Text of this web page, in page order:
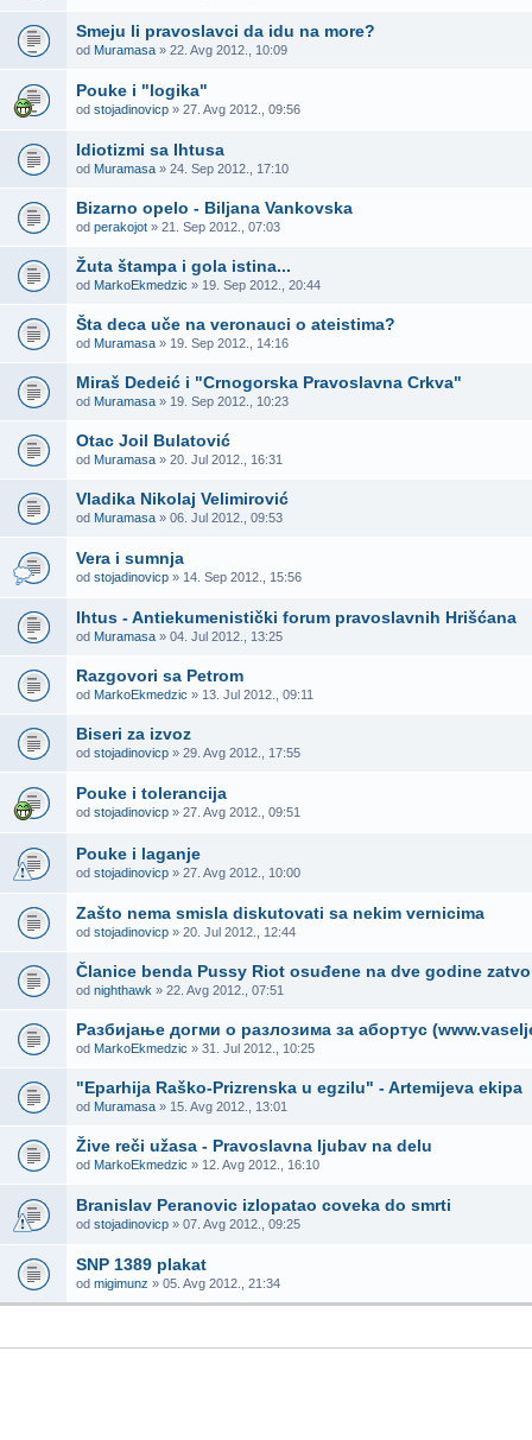
Smeju li pravoslavci da idu na more?
od Muramasa » 22. Avg 2012., 10:09
Pouke i "logika"
od stojadinovicp » 27. Avg 2012., 09:56
Idiotizmi sa Ihtusa
od Muramasa » 24. Sep 2012., 17:10
Bizarno opelo - Biljana Vankovska
od perakojot » 21. Sep 2012., 07:03
Žuta štampa i gola istina...
od MarkoEkmedzic » 19. Sep 2012., 20:44
Šta deca uče na veronauci o ateistima?
od Muramasa » 19. Sep 2012., 14:16
Miraš Dedeić i "Crnogorska Pravoslavna Crkva"
od Muramasa » 19. Sep 2012., 10:23
Otac Joil Bulatović
od Muramasa » 20. Jul 2012., 16:31
Vladika Nikolaj Velimirović
od Muramasa » 06. Jul 2012., 09:53
Vera i sumnja
od stojadinovicp » 14. Sep 2012., 15:56
Ihtus - Antiekumenistički forum pravoslavnih Hrišćana
od Muramasa » 04. Jul 2012., 13:25
Razgovori sa Petrom
od MarkoEkmedzic » 13. Jul 2012., 09:11
Biseri za izvoz
od stojadinovicp » 29. Avg 2012., 17:55
Pouke i tolerancija
od stojadinovicp » 27. Avg 2012., 09:51
Pouke i laganje
od stojadinovicp » 27. Avg 2012., 10:00
Zašto nema smisla diskutovati sa nekim vernicima
od stojadinovicp » 20. Jul 2012., 12:44
Članice benda Pussy Riot osuđene na dve godine
od nighthawk » 22. Avg 2012., 07:51
Разбијање догми о разлозима за абортус
od MarkoEkmedzic » 31. Jul 2012., 10:25
"Eparhija Raško-Prizrenska u egzilu" - Artemijeva ekipa
od Muramasa » 15. Avg 2012., 13:01
Žive reči užasa - Pravoslavna ljubav na delu
od MarkoEkmedzic » 12. Avg 2012., 16:10
Branislav Peranovic izlopatao coveka do smrti
od stojadinovicp » 07. Avg 2012., 09:25
SNP 1389 plakat
od migimunz » 05. Avg 2012., 21:34